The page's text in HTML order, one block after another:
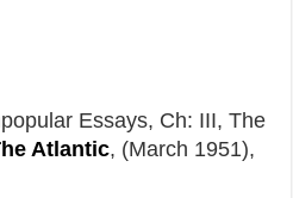
Essays, Ch: III, The
Atlantic, (March 1951),